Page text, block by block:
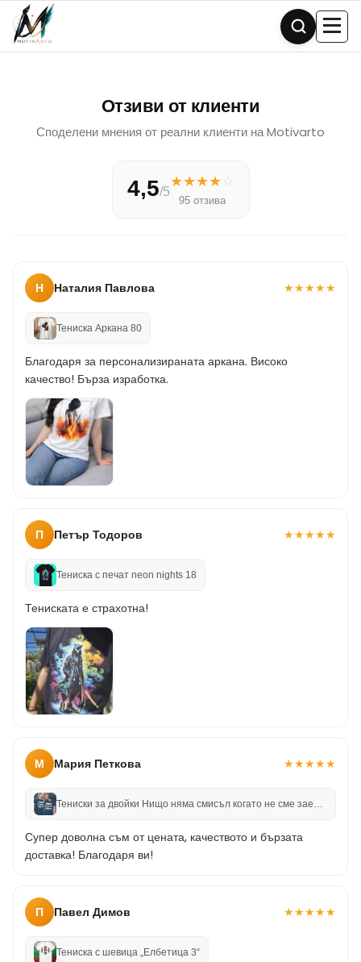
Skip
content
Отзиви от клиенти
Споделени мнения от реални клиенти на Motivarto
4,5/5
★★★★☆
95 отзива
Н Наталия Павлова ★★★★★
Тениска Аркана 80
Благодаря за персонализираната аркана. Високо
качество! Бърза изработка.
П Петър Тодоров ★★★★★
Тениска с печат neon nights 18
Тениската е страхотна!
М Мария Петкова ★★★★★
Тениски за двойки Нищо няма смисъл когато не сме заедно
Супер доволна съм от цената, качеството и бързата
доставка! Благодаря ви!
П Павел Димов ★★★★★
Тениска с шевица „Елбетица 3“